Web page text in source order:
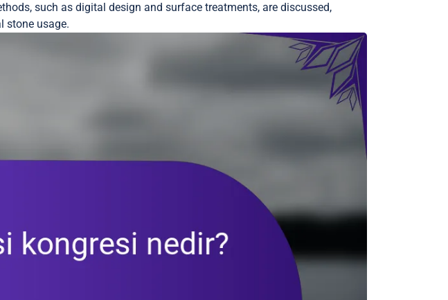
such as digital design and surface treatments, are discussed,
stone usage.